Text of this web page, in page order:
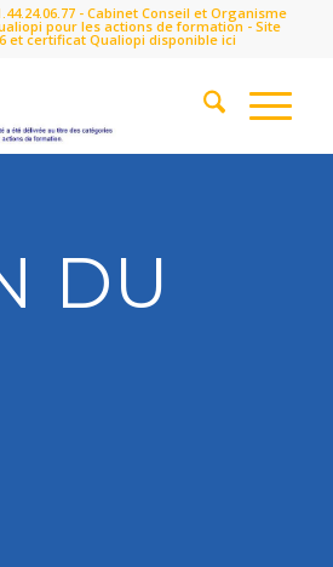
- Cabinet Conseil et Organisme
pour les actions de formation - Site
et certificat Qualiopi disponible ici
DU